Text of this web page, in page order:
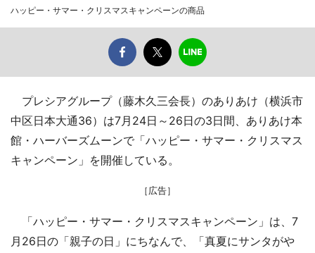
ハッピー・サマー・クリスマスキャンペーンの商品
プレシアグループ（藤木久三会長）のありあけ（横浜市
中区日本大通36）は7月24日～26日の3日間、ありあけ本
館・ハーバーズムーンで「ハッピー・サマー・クリスマス
キャンペーン」を開催している。
［広告］
「ハッピー・サマー・クリスマスキャンペーン」は、7
月26日の「親子の日」にちなんで、「真夏にサンタがや